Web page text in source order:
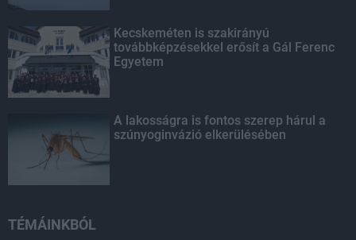
Kecskeméten is szakirányú
továbbképzésekkel erősít a Gál Ferenc
Egyetem
A lakosságra is fontos szerep hárul a
szúnyoginvázió elkerülésében
TÉMÁINKBÓL